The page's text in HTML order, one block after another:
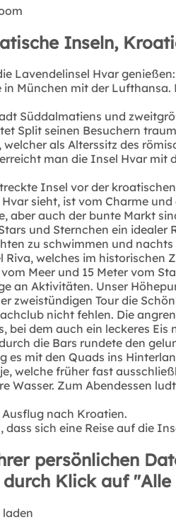
Inseln,
Lavendelinsel Hvar genießen:
in München mit der
Süddalmatiens und
Split seinen Besuchern
als Alterssitz des
man die Insel Hvar mit
Insel vor der
sieht, ist vom Charme
aber auch der bunte Markt
und Sternchen ein
zu schwimmen und
Riva, welches im historischen
Meer und 15 Meter vom
an Aktivitäten. Unser
zweistündigen Tour die
nicht fehlen. Die
bei dem auch ein leckeres
die Bars rundete den
es mit den Quads ins
welche früher fast
Wasser. Zum Abendessen
nach Kroatien.
dass sich eine Reise auf die
persönlichen
durch Klick auf